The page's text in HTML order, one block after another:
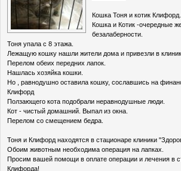
Кошка Тоня и котик Клифорд.
Кошка и Котик -очередные
безалаберности.
Тоня упала с 8 этажа.
Лежащую кошку нашли жители дома и привезли в
Перелом обеих передних лапок.
Нашлась хозяйка кошки.
Но , равнодушно оставила кошку, сославшись на
Клифорд
Ползающего кота подобрали неравнодушные люди.
Кот - чистый домашний. Выпал из окна.
Перелом со смещением бедра.
Тоня и Клифорд находятся в стационаре клиники
Обоим животным необходима операция на лапках.
Просим вашей помощи в оплате операции и лечения в
Клифорда!